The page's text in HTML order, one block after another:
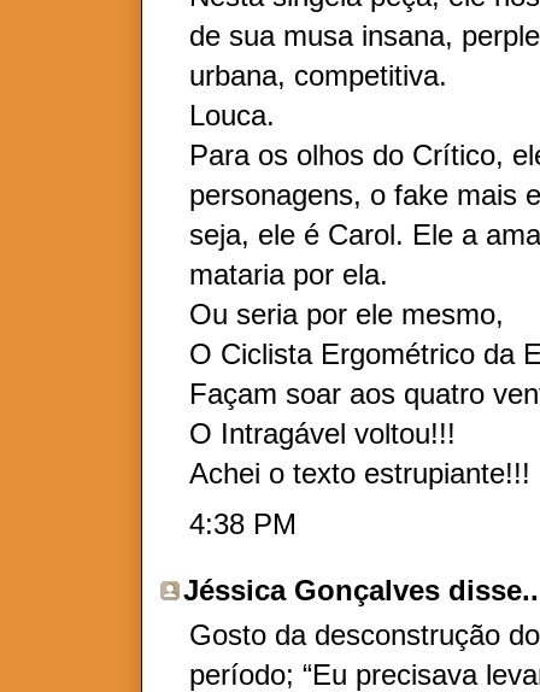
de sua musa insana,
urbana, competitiva.
Louca.
Para os olhos do Crítico,
personagens, o fake mais
seja, ele é Carol. Ele a
mataria por ela.
Ou seria por ele mesmo,
O Ciclista Ergométrico da
Façam soar aos quatro
O Intragável voltou!!!
Achei o texto estrupiante!!!
4:38 PM
Jéssica Gonçalves
Gosto da desconstrução
período; “Eu precisava